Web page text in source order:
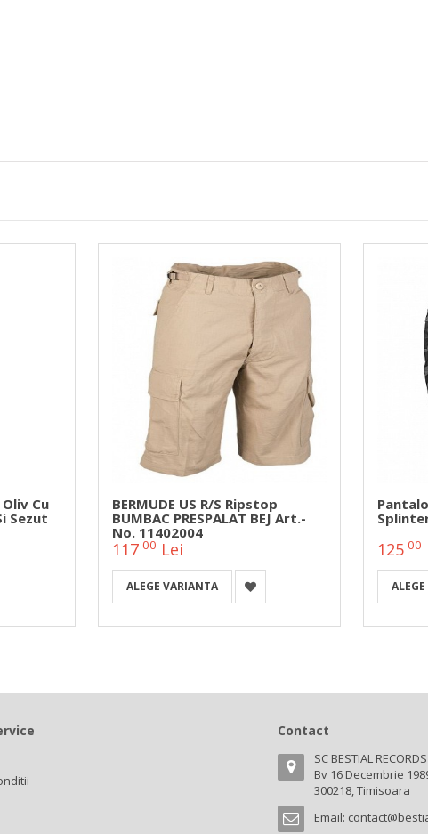
Cu
Sezut
BERMUDE US R/S Ripstop
BUMBAC PRESPALAT BEJ Art.-
No. 11402004
11700 Lei
ALEGE VARIANTA
125 00
Contact
SC BESTIAL
Bv 16 Decembrie
300218, Timisoara
Email: